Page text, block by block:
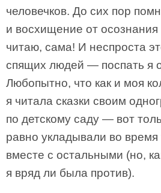
человечков. До сих пор
и восхищение от
читаю, сама! И неспроста
спящих людей — поспать я
Любопытно, что как и моя
я читала сказки своим
по детскому саду — вот
равно укладывали во время
вместе с остальными (но,
я вряд ли была против).